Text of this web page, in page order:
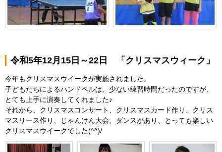
令和5年12月15日～22日 「クリスマスウィーク」
今年もクリスマスウイークが実施されました。
子どもたちによるハンドベルは、少ない練習時間だったのですが、
とても上手に演奏してくれました♪
それから、クリスマスコンサート、クリスマスカード作り、クリス
マスリース作り、じゃんけん大会、ダンスがあり、とっても楽しい
クリスマスウイークでした(^^)/